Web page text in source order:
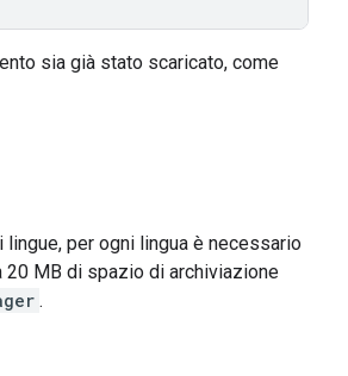
sia già stato scaricato, come
per ogni lingua è necessario
20 MB di spazio di archiviazione
.